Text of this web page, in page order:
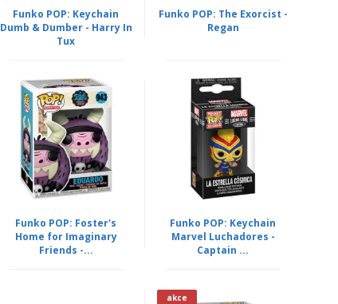
Funko POP: Keychain
Dumb & Dumber - Harry In
Tux
Funko POP: The Exorcist -
Regan
Funko POP: Foster's
Home for Imaginary
Friends -...
Funko POP: Keychain
Marvel Luchadores -
Captain ...
akce